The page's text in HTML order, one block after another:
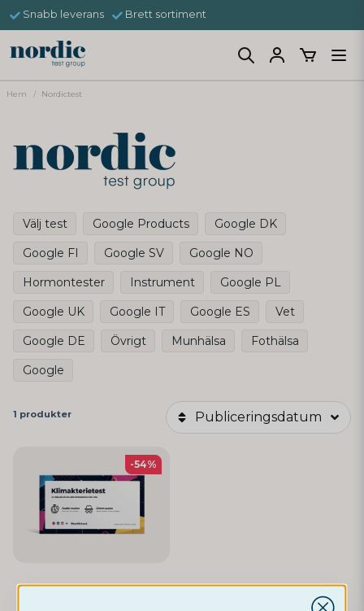
Snabb leverans Brett sortiment
Hem Nordictest
Välj test Google Products
Google DK
Google FI
Google SV
Google NO
Hormontester
Instrument
Google PL
Google UK
Google IT Google ES
Vet
Google DE
Övrigt Munhälsa
Fothälsa
Google
1 produkter Publiceringsdatum
-54%